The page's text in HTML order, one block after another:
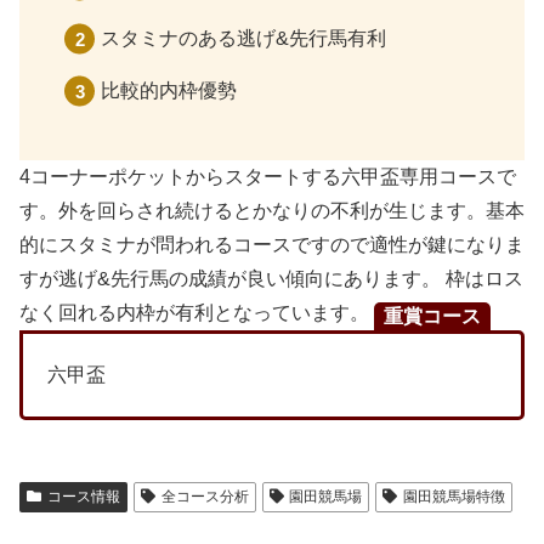
スタミナのある逃げ&先行馬有利
比較的内枠優勢
4コーナーポケットからスタートする六甲盃専用コースで
す。外を回らされ続けるとかなりの不利が生じます。基本
的にスタミナが問われるコースですので適性が鍵になりま
すが逃げ&先行馬の成績が良い傾向にあります。 枠はロス
なく回れる内枠が有利となっています。
重賞コース
六甲盃
コース情報 全コース分析 園田競馬場 園田競馬場特徴